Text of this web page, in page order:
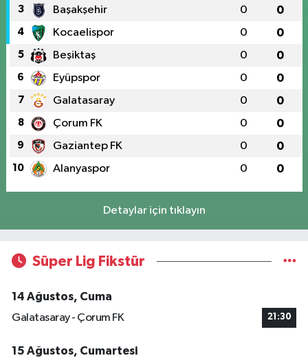
3 Başakşehir 0 0
4 Kocaelispor 0 0
5 Beşiktaş 0 0
6 Eyüpspor 0 0
7 Galatasaray 0 0
8 Çorum FK 0 0
9 Gaziantep FK 0 0
10 Alanyaspor 0 0
Detaylar için tıklayın
Süper Lig Fikstür
14 Ağustos, Cuma
Galatasaray - Çorum FK
21:30
15 Ağustos, Cumartesi